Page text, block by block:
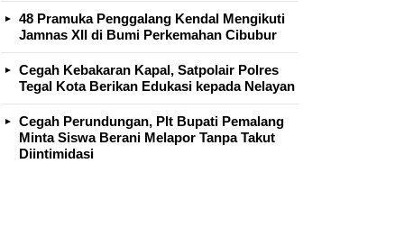
48 Pramuka Penggalang Kendal Mengikuti
Jamnas XII di Bumi Perkemahan Cibubur
Cegah Kebakaran Kapal, Satpolair Polres
Tegal Kota Berikan Edukasi kepada Nelayan
Cegah Perundungan, Plt Bupati Pemalang
Minta Siswa Berani Melapor Tanpa Takut
Diintimidasi